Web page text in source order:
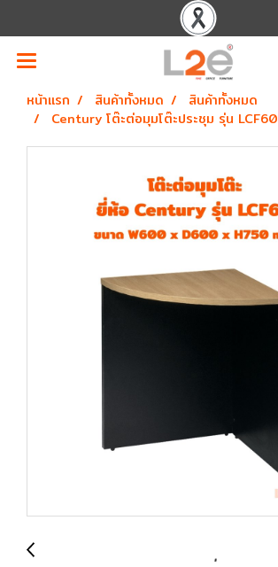
หน้าแรก สินค้าทั้งหมด
สินค้าทั้งหมด
Century โต๊ะต่อมุมโต๊ะประชุม รุ่น LCF60